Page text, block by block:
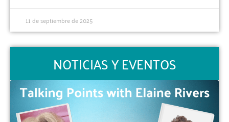
11 de septiembre de 2025
NOTICIAS Y EVENTOS